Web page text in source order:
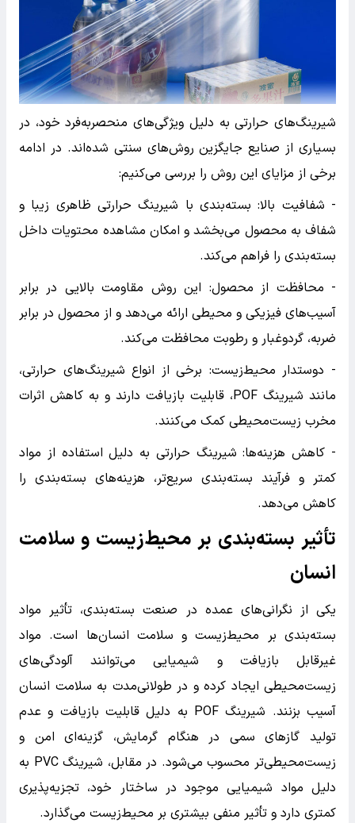
شیرینگ‌های حرارتی به دلیل ویژگی‌های منحصر‌به‌فرد خود، در
بسیاری از صنایع جایگزین روش‌های سنتی شده‌اند. در ادامه
برخی از مزایای این روش را بررسی می‌کنیم:
- شفافیت بالا: بسته‌بندی با شیرینگ حرارتی ظاهری زیبا و
شفاف به محصول می‌بخشد و امکان مشاهده محتویات داخل
بسته‌بندی را فراهم می‌کند.
- محافظت از محصول: این روش مقاومت بالایی در برابر
آسیب‌های فیزیکی و محیطی ارائه می‌دهد و از محصول در برابر
ضربه، گردوغبار و رطوبت محافظت می‌کند.
- دوستدار محیط‌زیست: برخی از انواع شیرینگ‌های حرارتی،
مانند شیرینگ POF، قابلیت بازیافت دارند و به کاهش اثرات
مخرب زیست‌محیطی کمک می‌کنند.
- کاهش هزینه‌ها: شیرینگ حرارتی به دلیل استفاده از مواد
کمتر و فرآیند بسته‌بندی سریع‌تر، هزینه‌های بسته‌بندی را
کاهش می‌دهد.
تأثیر بسته‌بندی بر محیط‌زیست و سلامت
انسان
یکی از نگرانی‌های عمده در صنعت بسته‌بندی، تأثیر مواد
بسته‌بندی بر محیط‌زیست و سلامت انسان‌ها است. مواد
غیرقابل بازیافت و شیمیایی می‌توانند آلودگی‌های
زیست‌محیطی ایجاد کرده و در طولانی‌مدت به سلامت انسان
آسیب بزنند. شیرینگ POF به دلیل قابلیت بازیافت و عدم
تولید گازهای سمی در هنگام گرمایش، گزینه‌ای امن و
زیست‌محیطی‌تر محسوب می‌شود. در مقابل، شیرینگ PVC به
دلیل مواد شیمیایی موجود در ساختار خود، تجزیه‌پذیری
کمتری دارد و تأثیر منفی بیشتری بر محیط‌زیست می‌گذارد.